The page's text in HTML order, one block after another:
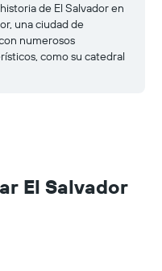
de El Salvador en
una ciudad de
numerosos
como su catedral
El Salvador